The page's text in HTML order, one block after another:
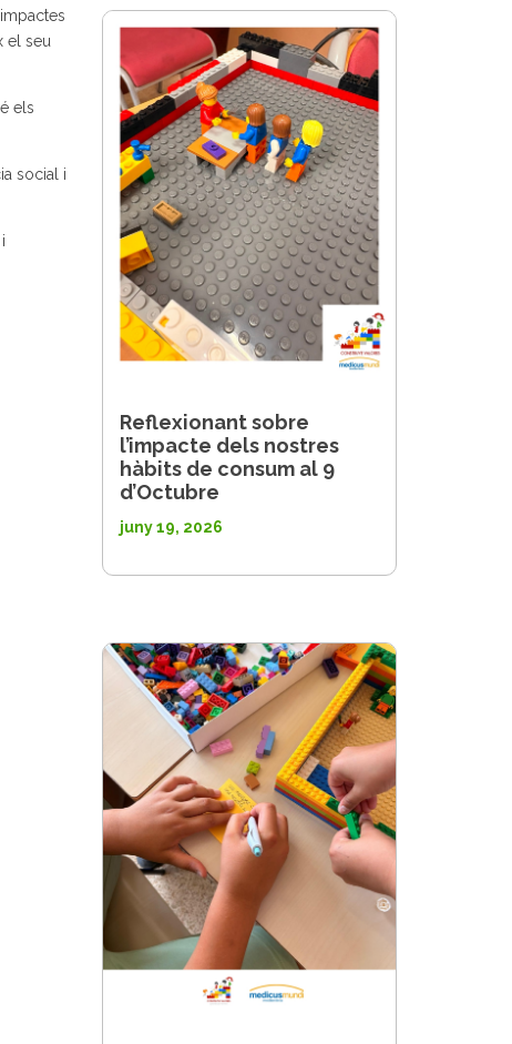
el seu
els
social i
Reflexionant sobre
l’impacte dels nostres
hàbits de consum al 9
d’Octubre
juny 19, 2026